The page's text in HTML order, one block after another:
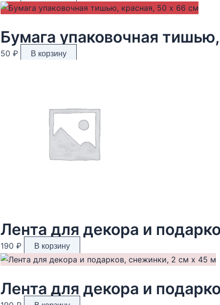
Бумага упаковочная
50 ₽ В корзину
Лента для декора и
190 ₽ В корзину
Лента для декора и